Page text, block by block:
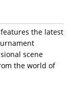
the latest
scene
the world of